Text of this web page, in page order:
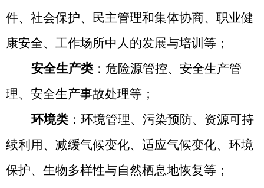
件、社会保护、民主管理和集体协商、职业健
康安全、工作场所中人的发展与培训等；
安全生产类：危险源管控、安全生产管
理、安全生产事故处理等；
环境类：环境管理、污染预防、资源可持
续利用、减缓气候变化、适应气候变化、环境
保护、生物多样性与自然栖息地恢复等；